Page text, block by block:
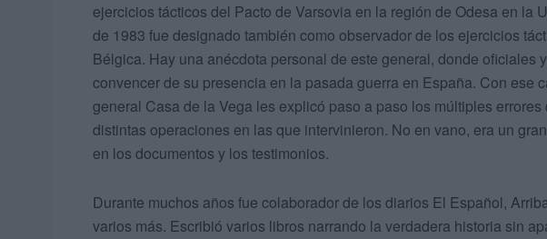
ejercicios tácticos del Pacto de Varsovia en la región de Odesa en la
de 1983 fue designado también como observador de los ejercicios
Bélgica. Hay una anécdota personal de este general, donde oficiales
convencer de su presencia en la pasada guerra en España. Con ese
general Casa de la Vega les explicó paso a paso los múltiples
distintas operaciones en las que intervinieron. No en vano, era un
en los documentos y los testimonios.
Durante muchos años fue colaborador de los diarios El Español,
varios más. Escribió varios libros narrando la verdadera historia sin